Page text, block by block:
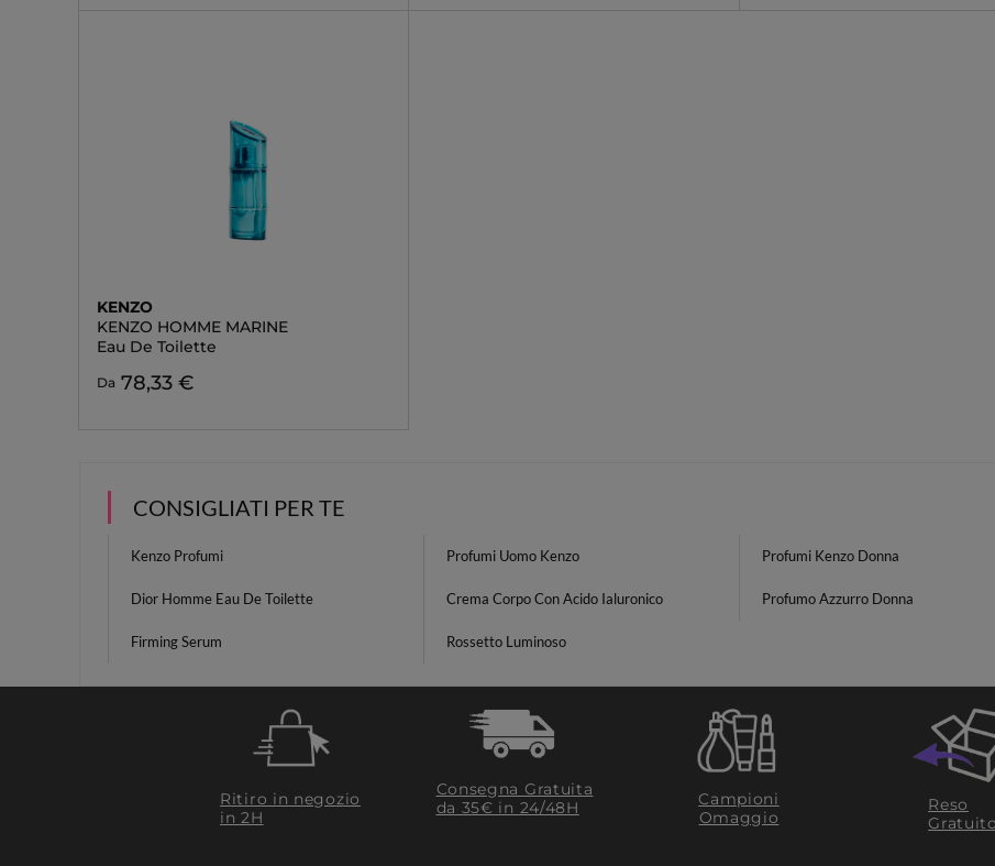
KENZO
KENZO HOMME MARINE
Eau De Toilette
Da 78,33 €
CONSIGLIATI PER TE
Kenzo Profumi Profumi Uomo Kenzo Profumi Kenzo Donna
Dior Homme Eau De Toilette Crema Corpo Con Acido Ialuronico Profumo Azzurro Donna
Firming Serum Rossetto Luminoso
Ritiro in negozio
in 2H
Consegna Gratuita
da 35€​ in 24/48H
Campioni
Omaggio
Reso
Gratuito